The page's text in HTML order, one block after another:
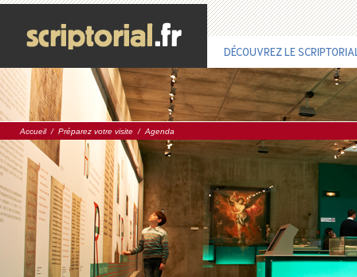
DÉCOUVREZ LE
Accueil/ Préparez votre visite / Agenda